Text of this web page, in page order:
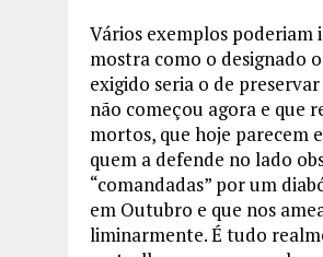
Vários exemplos poderiam
mostra como o designado
exigido seria o de
não começou agora e que
mortos, que hoje parecem
quem a defende no lado
“comandadas” por um
em Outubro e que nos
liminarmente. É tudo